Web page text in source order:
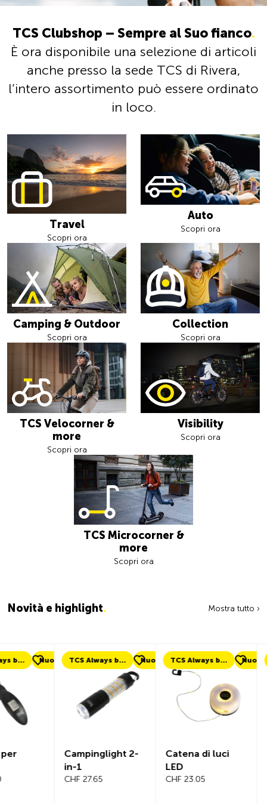
TCS Clubshop – Sempre al Suo fianco.
È ora disponibile una selezione di articoli
anche presso la sede TCS di Rivera,
l’intero assortimento può essere ordinato
in loco.
Travel
Scopri ora
Auto
Scopri ora
Camping & Outdoor
Scopri ora
Collection
Scopri ora
TCS Velocorner &
more
Scopri ora
Visibility
Scopri ora
TCS Microcorner &
more
Scopri ora
Novità e highlight. Mostra tutto ›
TCS Always by my side Nuovo
Campinglight 2-
TCS Always by my side Nuovo
Catena di luci
Nuovo
Beeline